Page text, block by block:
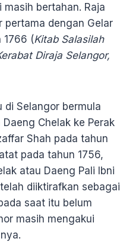
bertahan. Raja
pertama dengan Gelar
1766 (Kitab Salasilah
Diraja Selangor,
di Selangor bermula
Chelak ke Perak
Shah pada tahun
pada tahun 1756,
atau Daeng Pali Ibni
diiktirafkan sebagai
saat itu belum
masih mengakui